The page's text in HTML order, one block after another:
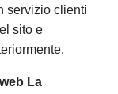
servizio clienti
sito e
La